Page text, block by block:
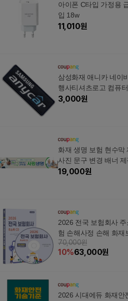
아이폰 C타입 가정용
입 18w
11,010원
삼성화재 애니카 네이
행사티셔츠로고 컴퓨
재봉식
3,000원
화재 생명 보험 현수막
사진 문구 변경 배너 제
hg-01쇠고리+끈4
19,000원
2026 전국 보험회사
험 손해사정 손해 화재
금융컨설팅 투자회사
국 보험회사 주소록
70,000원
10%63,000원
2026 시대에듀 화재안